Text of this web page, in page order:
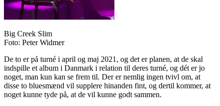
Big Creek Slim
Foto: Peter Widmer
De to er på turné i april og maj 2021, og det er planen, at de skal
indspille et album i Danmark i relation til deres turné, og dét er jo
noget, man kun kan se frem til. Der er nemlig ingen tvivl om, at
disse to bluesmænd vil supplere hinanden fint, og dertil kommer, at
noget kunne tyde på, at de vil kunne godt sammen.